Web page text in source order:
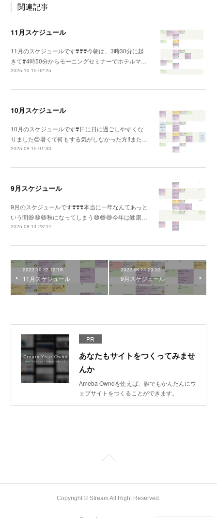
関連記事
11月スケジュール
11月のスケジュールです❣️❣️❣️今朝は、3時30分に起
きて❣️4時50分からモーニングセミナーでホテルマ…
2025.10.15 02:25
10月スケジュール
10月のスケジュールです❣️日に日に過ごしやすくな
りました😊暑くて何もする気がしなかった方‼️また…
2025.09.15 01:33
9月スケジュール
9月のスケジュールです❣️❣️❣️本当に一年なんてあっと
いう間😆😆😆秋になってしまう😅😅😅今年は健康…
2025.08.14 23:44
2022.10.22 12:18
11月スケジュール
2022.08.14 23:33
9月スケジュール
PR
あなたもサイトをつくってみませ
んか
Ameba Owndを使えば、誰でもかんたんにウ
ェブサイトをつくることができます。
Copyright © Stream All Right Reserved.